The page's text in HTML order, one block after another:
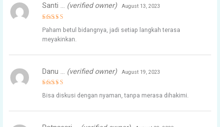
Rated 4
out of 5
Santi … (verified owner) August 13, 2023
Paham betul bidangnya, jadi setiap langkah terasa
meyakinkan.
Rated
4
out of 5
Danu … (verified owner) August 19, 2023
Bisa diskusi dengan nyaman, tanpa merasa dihakimi.